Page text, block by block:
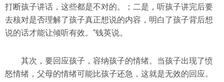
打断孩子讲话，这些都是不对的。；二是，听孩子讲完后要
去核对是否理解了孩子真正想说的内容，明白了孩子背后想
说的话才能让倾听有效。”钱英说。
其次，要回应孩子，容纳孩子的情绪。当孩子出现了愤
怒情绪，父母的情绪可能比孩子还急，这就是无效的回应。